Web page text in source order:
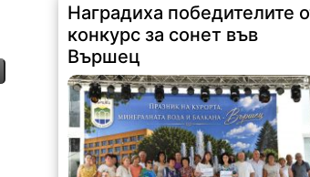
Наградиха победителите
конкурс за сонет във
Вършец